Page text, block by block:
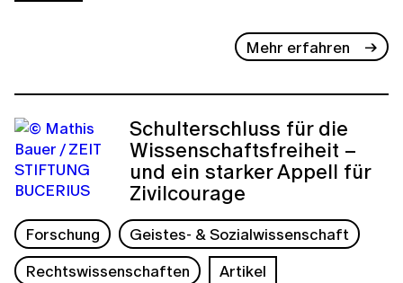
Mehr erfahren
Schulterschluss für die
Wissenschaftsfreiheit –
und ein starker Appell für
Zivilcourage
Forschung
Geistes- & Sozialwissenschaft
Rechtswissenschaften
Artikel